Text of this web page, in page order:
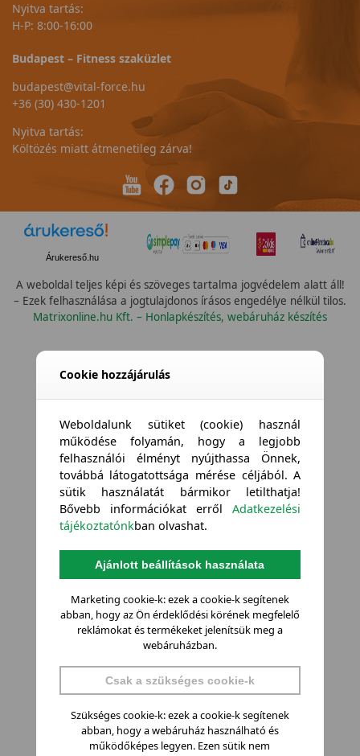
Nyitva tartás:
H-P: 8:00-16:00
Budapest – Fitness szaküzlet
budapest@vital-force.hu
+36 (30) 430-1201
Nyitva tartás:
Költözés miatt átmenetileg zárva!
Árukereső.hu
A weboldal teljes képi és szöveges tartalma jogvédelem alatt áll!
– Ezek felhasználása a jogtulajdonos írásos engedélye nélkül tilos.
Matrixonline.hu Kft. – Honlapkészítés, webáruház készítés
Cookie hozzájárulás
Weboldalunk sütiket (cookie) használ
működése folyamán, hogy a legjobb
felhasználói élményt nyújthassa Önnek,
továbbá látogatottsága mérése céljából. A
sütik használatát bármikor letilthatja!
Bővebb információkat errőlAdatkezelési
tájékoztatónkban olvashat.
Ajánlott beállítások használata
Marketing cookie-k: ezek a cookie-k segítenek
abban, hogy az Ön érdeklődési körének megfelelő
reklámokat és termékeket jelenítsük meg a
webáruházban.
Csak a szükséges cookie-k
Szükséges cookie-k: ezek a cookie-k segítenek
abban, hogy a webáruház használható és
működőképes legyen. Ezen sütik nem